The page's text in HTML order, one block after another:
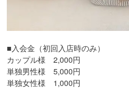
■入会金（初回入店時のみ）
カップル様 2,000円
単独男性様 5,000円
単独女性様 1,000円